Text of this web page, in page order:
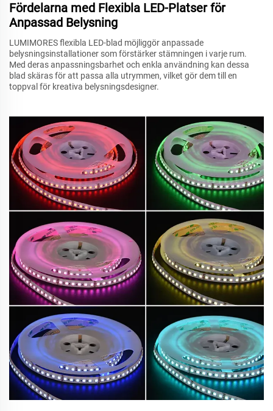
Fördelarna med Flexibla LED-Platser för
Anpassad Belysning
LUMIMORES flexibla LED-blad möjliggör anpassade
belysningsinstallationer som förstärker stämningen i varje rum.
Med deras anpassningsbarhet och enkla användning kan dessa
blad skäras för att passa alla utrymmen, vilket gör dem till en
toppval för kreativa belysningsdesigner.